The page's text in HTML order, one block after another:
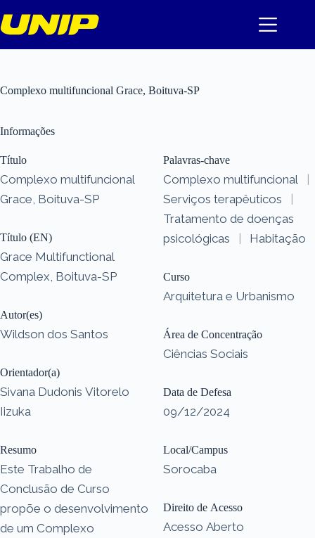
para
o
Complexo multifuncional Grace, Boituva-SP
Informações
Título
Complexo multifuncional
Grace, Boituva-SP
Título (EN)
Grace Multifunctional
Complex, Boituva-SP
Autor(es)
Wildson dos Santos
Orientador(a)
Sivana Dudonis Vitorelo
Iizuka
Resumo
Este Trabalho de
Conclusão de Curso
propõe o desenvolvimento
de um Complexo
Palavras-chave
Complexo multifuncional
|
Serviços terapêuticos
|
Tratamento de doenças
psicológicas
| Habitação
Curso
Arquitetura e Urbanismo
Área de Concentração
Ciências Sociais
Data de Defesa
09/12/2024
Local/Campus
Sorocaba
Direito de Acesso
Acesso Aberto